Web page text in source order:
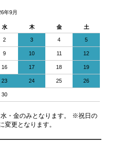
年9月
水 木 金 土
2 3 4 5
9 10 11 12
16 17 18 19
23 24 25 26
30
・金のみとなります。 ※祝日の
変更となります。